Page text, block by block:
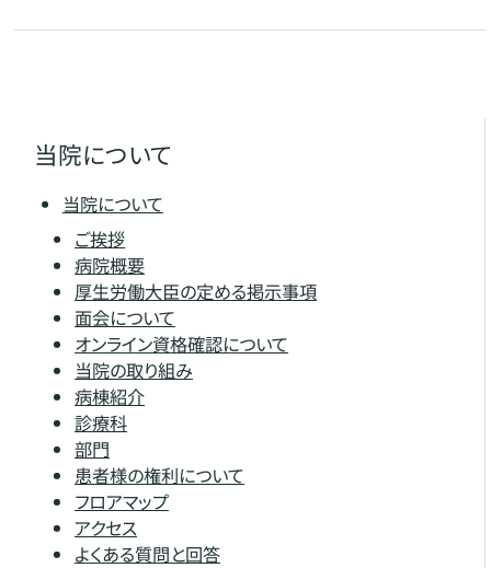
当院について
当院について
ご挨拶
病院概要
厚生労働大臣の定める掲示事項
面会について
オンライン資格確認について
当院の取り組み
病棟紹介
診療科
部門
患者様の権利について
フロアマップ
アクセス
よくある質問と回答